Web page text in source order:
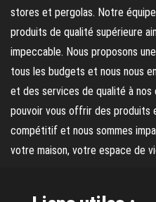
stores et pergolas. Notre
produits de qualité supérieure
impeccable. Nous proposons
tous les budgets et nous nous
et des services de qualité à nos
pouvoir vous offrir des produits
compétitif et nous sommes
votre maison, votre espace de